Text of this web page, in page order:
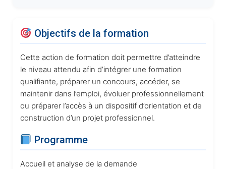
Objectifs de la formation
Cette action de formation doit permettre d’atteindre
le niveau attendu afin d’intégrer une formation
qualifiante, préparer un concours, accéder, se
maintenir dans l’emploi, évoluer professionnellement
ou préparer l’accès à un dispositif d’orientation et de
construction d’un projet professionnel.
Programme
Accueil et analyse de la demande